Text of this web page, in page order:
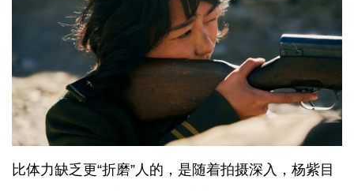
比体力缺乏更“折磨”人的，是随着拍摄深入，杨紫目